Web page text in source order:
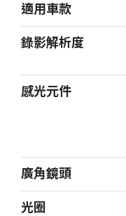
適用車款
錄影解析度
感光元件
廣角鏡頭
光圈